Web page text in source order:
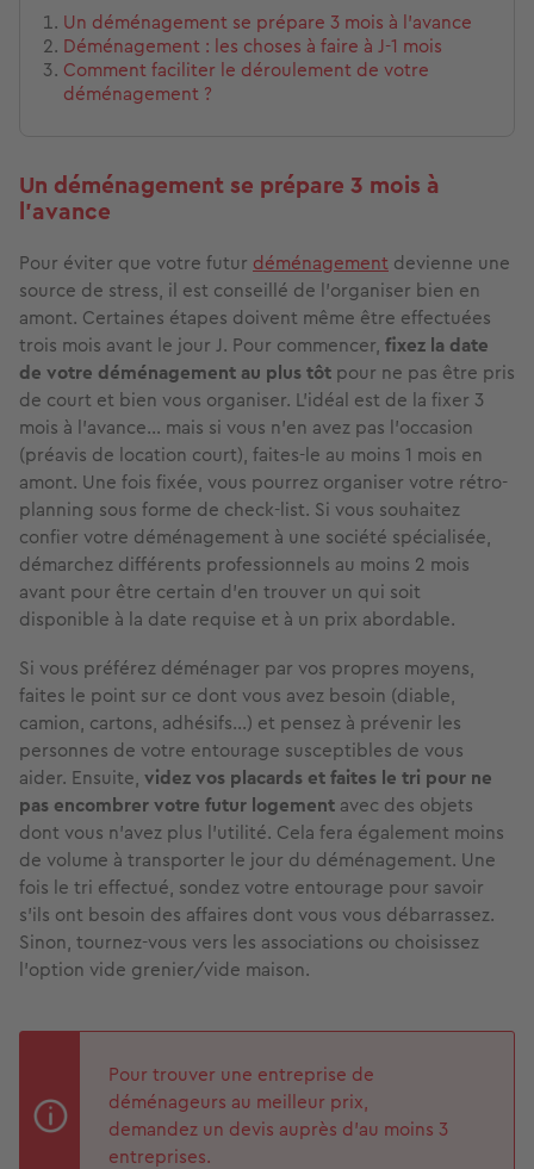
Un déménagement se prépare 3 mois à l’avance
Déménagement : les choses à faire à J-1 mois
Comment faciliter le déroulement de votre
déménagement ?
Un déménagement se prépare 3 mois à
l’avance
Pour éviter que votre futur déménagement devienne une
source de stress, il est conseillé de l’organiser bien en
amont. Certaines étapes doivent même être effectuées
trois mois avant le jour J. Pour commencer, fixez la date
de votre déménagement au plus tôt pour ne pas être pris
de court et bien vous organiser. L’idéal est de la fixer 3
mois à l’avance… mais si vous n’en avez pas l’occasion
(préavis de location court), faites-le au moins 1 mois en
amont. Une fois fixée, vous pourrez organiser votre rétro-
planning sous forme de check-list. Si vous souhaitez
confier votre déménagement à une société spécialisée,
démarchez différents professionnels au moins 2 mois
avant pour être certain d’en trouver un qui soit
disponible à la date requise et à un prix abordable.
Si vous préférez déménager par vos propres moyens,
faites le point sur ce dont vous avez besoin (diable,
camion, cartons, adhésifs…) et pensez à prévenir les
personnes de votre entourage susceptibles de vous
aider. Ensuite, videz vos placards et faites le tri pour ne
pas encombrer votre futur logement avec des objets
dont vous n’avez plus l’utilité. Cela fera également moins
de volume à transporter le jour du déménagement. Une
fois le tri effectué, sondez votre entourage pour savoir
s’ils ont besoin des affaires dont vous vous débarrassez.
Sinon, tournez-vous vers les associations ou choisissez
l’option vide grenier/vide maison.
Pour trouver une entreprise de
déménageurs au meilleur prix,
demandez un devis auprès d’au moins 3
entreprises.